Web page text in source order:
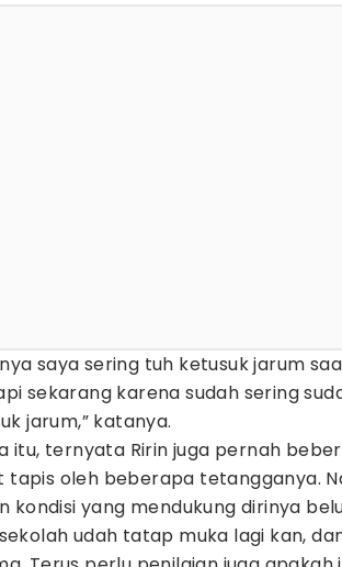
saya sering tuh ketusuk jarum
sekarang karena sudah sering
jarum,” katanya.
itu, ternyata Ririn juga pernah
tapis oleh beberapa tetangganya.
kondisi yang mendukung dirinya
udah tatap muka lagi kan,